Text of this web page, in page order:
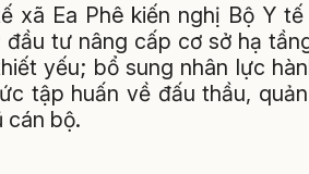
xã Ea Phê kiến nghị Bộ Y
tư nâng cấp cơ sở hạ
yếu; bổ sung nhân lực
tập huấn về đấu thầu,
cán bộ.